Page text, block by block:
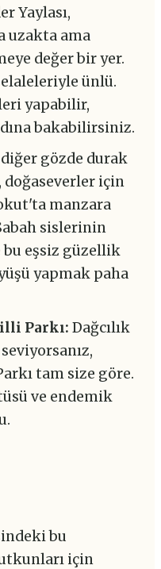
Yaylası,
uzakta ama
değer bir yer.
ünlü.
yapabilir,
bakabilirsiniz.
gözde durak
doğaseverler için
manzara
sislerinin
bu eşsiz güzellik
yapmak paha
Parkı: Dağcılık
tam size göre.
ve endemik
bu
için